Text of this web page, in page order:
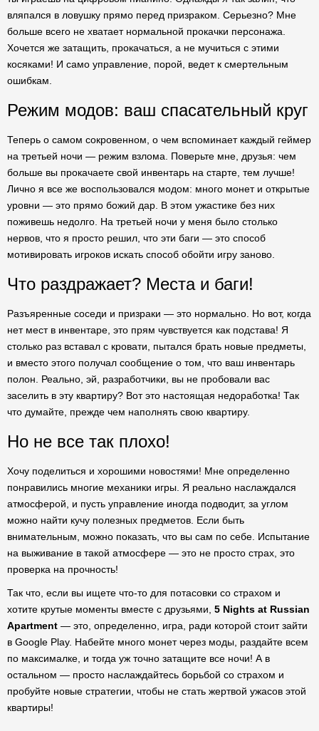
вляпался в ловушку прямо перед призраком. Серьезно? Мне
больше всего не хватает нормальной прокачки персонажа.
Хочется же затащить, прокачаться, а не мучиться с этими
косяками! И само управление, порой, ведет к смертельным
ошибкам.
Режим модов: ваш спасательный круг
Теперь о самом сокровенном, о чем вспоминает каждый геймер
на третьей ночи — режим взлома. Поверьте мне, друзья: чем
больше вы прокачаете свой инвентарь на старте, тем лучше!
Лично я все же воспользовался модом: много монет и открытые
уровни — это прямо божий дар. В этом ужастике без них
поживешь недолго. На третьей ночи у меня было столько
нервов, что я просто решил, что эти баги — это способ
мотивировать игроков искать способ обойти игру заново.
Что раздражает? Места и баги!
Разъяренные соседи и призраки — это нормально. Но вот, когда
нет мест в инвентаре, это прям чувствуется как подстава! Я
столько раз вставал с кровати, пытался брать новые предметы,
и вместо этого получал сообщение о том, что ваш инвентарь
полон. Реально, эй, разработчики, вы не пробовали вас
заселить в эту квартиру? Вот это настоящая недоработка! Так
что думайте, прежде чем наполнять свою квартиру.
Но не все так плохо!
Хочу поделиться и хорошими новостями! Мне определенно
понравились многие механики игры. Я реально наслаждался
атмосферой, и пусть управление иногда подводит, за углом
можно найти кучу полезных предметов. Если быть
внимательным, можно показать, что вы сам по себе. Испытание
на выживание в такой атмосфере — это не просто страх, это
проверка на прочность!
Так что, если вы ищете что-то для потасовки со страхом и
хотите крутые моменты вместе с друзьями, 5 Nights at Russian
Apartment — это, определенно, игра, ради которой стоит зайти
в Google Play. Набейте много монет через моды, раздайте всем
по максималке, и тогда уж точно затащите все ночи! А в
остальном — просто наслаждайтесь борьбой со страхом и
пробуйте новые стратегии, чтобы не стать жертвой ужасов этой
квартиры!